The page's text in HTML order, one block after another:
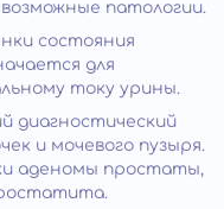
патологии.
состояния
для
току урины.
диагностический
и мочевого пузыря.
аденомы простаты,